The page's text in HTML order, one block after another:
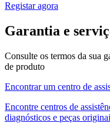
Registar agora
Garantia e
Consulte os termos da sua
de produto
Encontrar um centro de
Encontre centros de
diagnósticos e peças